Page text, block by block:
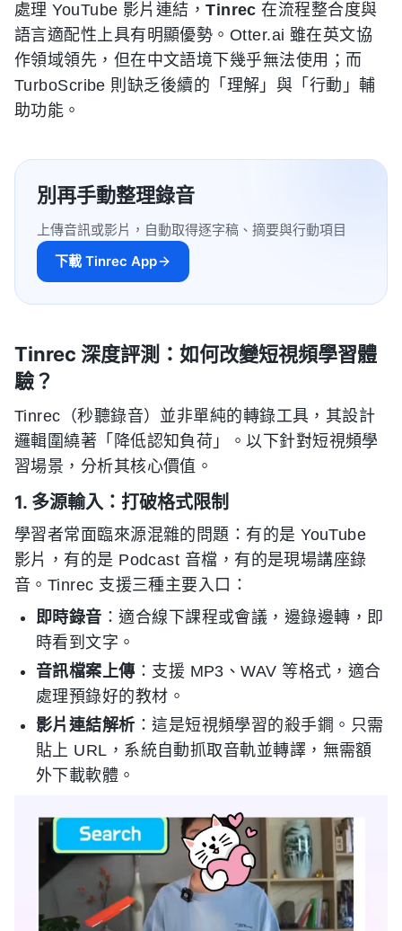
處理 YouTube 影片連結，Tinrec 在流程整合度與
語言適配性上具有明顯優勢。Otter.ai 雖在英文協
作領域領先，但在中文語境下幾乎無法使用；而
TurboScribe 則缺乏後續的「理解」與「行動」輔
助功能。
別再手動整理錄音
上傳音訊或影片，自動取得逐字稿、摘要與行動項目
下載 Tinrec App
Tinrec 深度評測：如何改變短視頻學習體
驗？
Tinrec（秒聽錄音）並非單純的轉錄工具，其設計
邏輯圍繞著「降低認知負荷」。以下針對短視頻學
習場景，分析其核心價值。
1. 多源輸入：打破格式限制
學習者常面臨來源混雜的問題：有的是 YouTube
影片，有的是 Podcast 音檔，有的是現場講座錄
音。Tinrec 支援三種主要入口：
即時錄音 ：適合線下課程或會議，邊錄邊轉，即
時看到文字。
音訊檔案上傳 ：支援 MP3、WAV 等格式，適合
處理預錄好的教材。
影片連結解析 ：這是短視頻學習的殺手鐧。只需
貼上 URL，系統自動抓取音軌並轉譯，無需額
外下載軟體。